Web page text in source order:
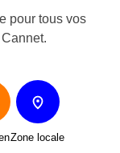
pour tous vos
Zone locale